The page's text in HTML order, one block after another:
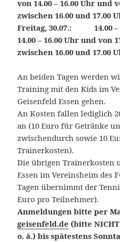
von 14.00 – 16.00 Uhr und
zwischen 16.00 und 17.00
Freitag, 30.07.: 14.00 –
14.00 – 16.00 Uhr und von
zwischen 16.00 und 17.00
An beiden Tagen werden
Training mit den Kids im
Geisenfeld Essen gehen.
An Kosten fallen lediglich
an (10 Euro für Getränke
zwischendurch sowie 10
Trainerkosten).
Die übrigen Trainerkosten
Essen im Vereinsheim des
Tagen übernimmt der
Euro pro Teilnehmer).
Anmeldungen bitte per
geisenfeld.de (bitte
o. ä.) bis spätestens